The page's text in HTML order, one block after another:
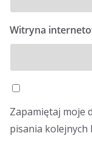
Witryna
Zapamiętaj moje
pisania kolejnych